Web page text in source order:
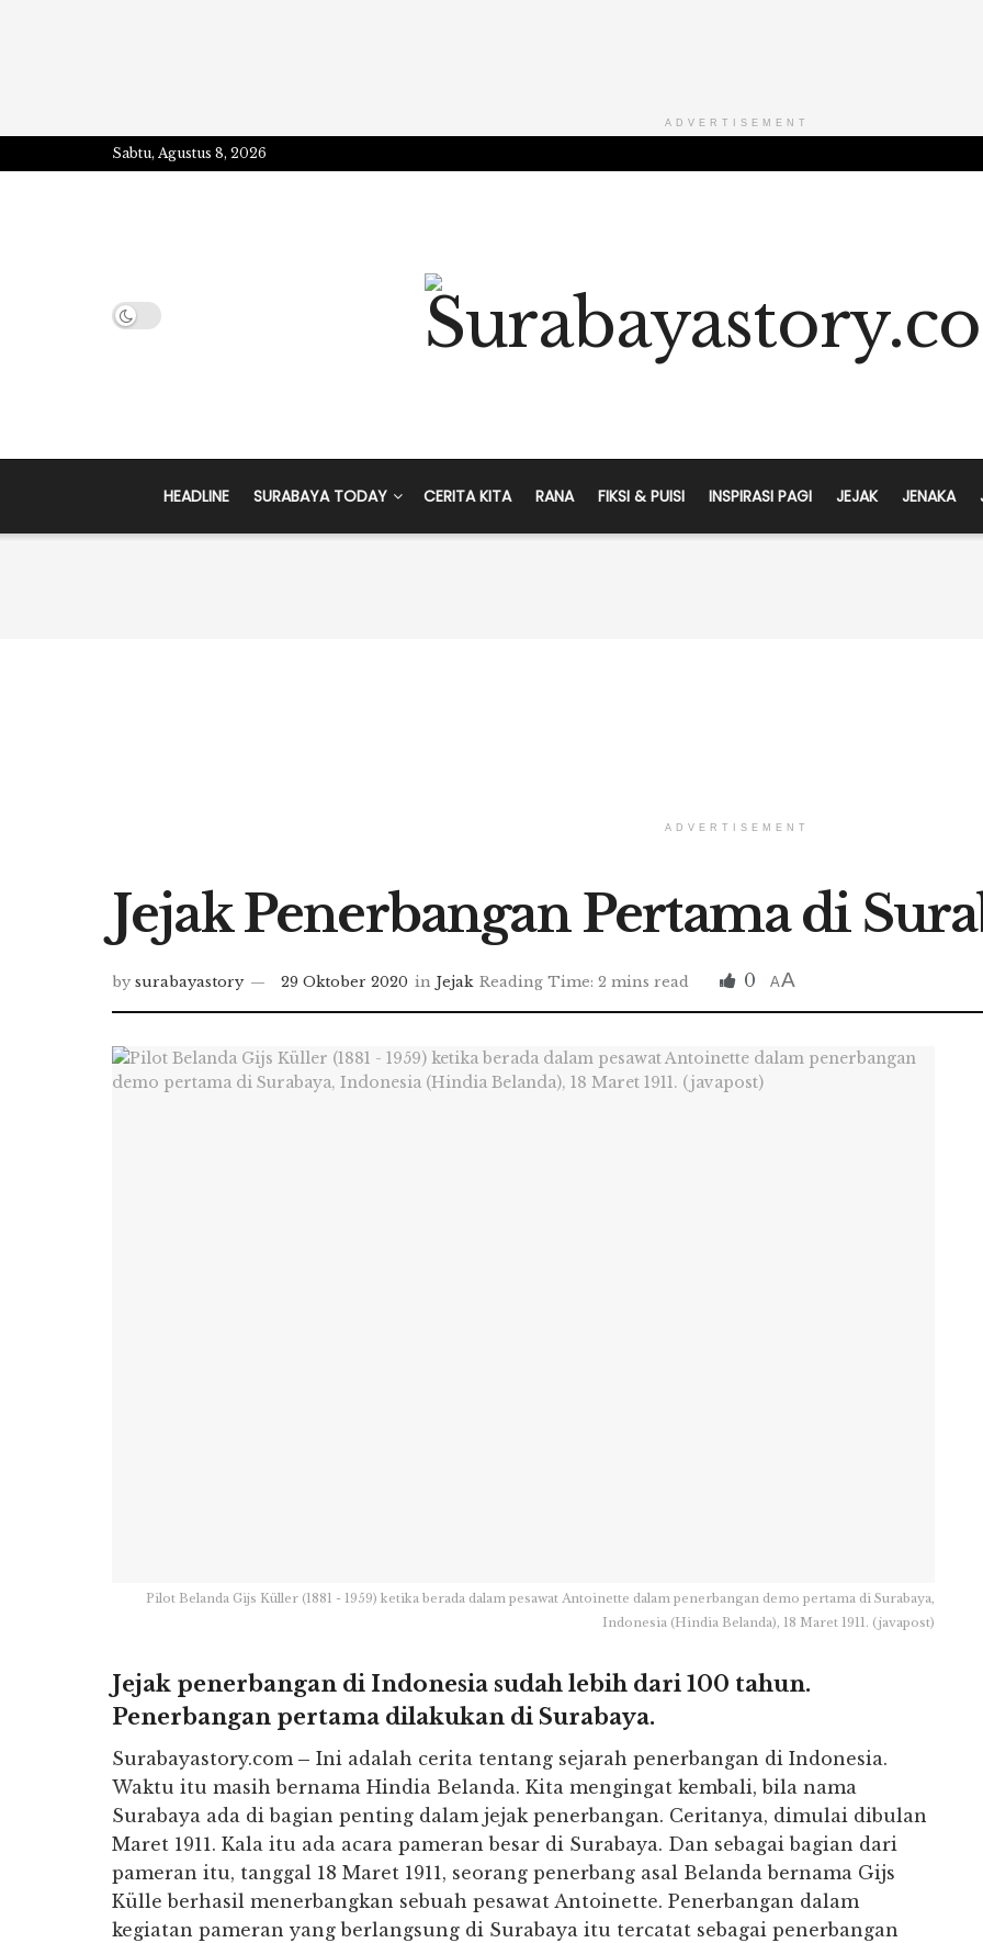
ADVERTISEMENT
Sabtu, Agustus 8, 2026
HEADLINE SURABAYA TODAY CERITA KITA RANA FIKSI & PUISI INSPIRASI PAGI JEJAK JENAKA
ADVERTISEMENT
Jejak Penerbangan Pertama di
by surabayastory 29 Oktober 2020 in Jejak Reading Time: 2 mins read 0 AA
Pilot Belanda Gijs Küller (1881 - 1959) ketika berada dalam pesawat Antoinette dalam penerbangan demo pertama di Surabaya,
Indonesia (Hindia Belanda), 18 Maret 1911. (javapost)
Jejak penerbangan di Indonesia sudah lebih dari 100 tahun.
Penerbangan pertama dilakukan di Surabaya.
Surabayastory.com– Ini adalah cerita tentang sejarah penerbangan di Indonesia.
Waktu itu masih bernama Hindia Belanda. Kita mengingat kembali, bila nama
Surabaya ada di bagian penting dalam jejak penerbangan. Ceritanya, dimulai dibulan
Maret 1911. Kala itu ada acara pameran besar di Surabaya. Dan sebagai bagian dari
pameran itu, tanggal 18 Maret 1911, seorang penerbang asal Belanda bernama Gijs
Külle berhasil menerbangkan sebuah pesawat Antoinette. Penerbangan dalam
kegiatan pameran yang berlangsung di Surabaya itu tercatat sebagai penerbangan